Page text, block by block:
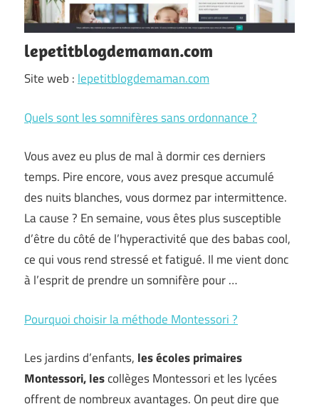
lepetitblogdemaman.com
Site web : lepetitblogdemaman.com
Quels sont les somnifères sans ordonnance ?
Vous avez eu plus de mal à dormir ces derniers
temps. Pire encore, vous avez presque accumulé
des nuits blanches, vous dormez par intermittence.
La cause ? En semaine, vous êtes plus susceptible
d’être du côté de l’hyperactivité que des babas cool,
ce qui vous rend stressé et fatigué. Il me vient donc
à l’esprit de prendre un somnifère pour …
Pourquoi choisir la méthode Montessori ?
Les jardins d’enfants, les écoles primaires
Montessori, lescollèges Montessori et les lycées
offrent de nombreux avantages. On peut dire que